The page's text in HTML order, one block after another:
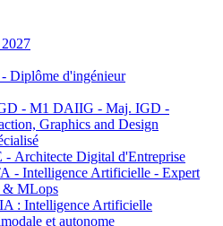
Diplôme d'ingénieur
- M1 DAIIG - Maj. IGD -
Graphics and Design
- Architecte Digital d'Entreprise
- Intelligence Artificielle - Expert
& MLops
: Intelligence Artificielle
et autonome